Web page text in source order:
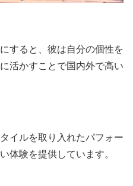
すると、彼は自分の個性を
活かすことで国内外で高い
イルを取り入れたパフォー
体験を提供しています。